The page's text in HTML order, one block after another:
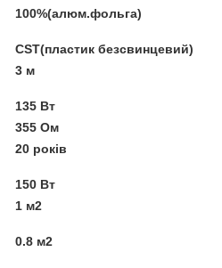
100%(алюм.фольга)
CST(пластик безсвинцевий)
3 м
135 Вт
355 Ом
20 років
150 Вт
1 м2
0.8 м2